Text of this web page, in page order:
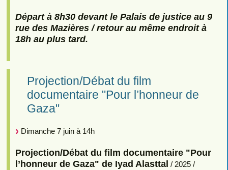
Départ à 8h30 devant le Palais de justice au 9
rue des Mazières / retour au même endroit à
18h au plus tard.
Projection/Débat du film
documentaire "Pour l’honneur de
Gaza"
Dimanche 7 juin à 14h
Projection/Débat du film documentaire "Pour
l’honneur de Gaza" de Iyad Alasttal / 2025 /